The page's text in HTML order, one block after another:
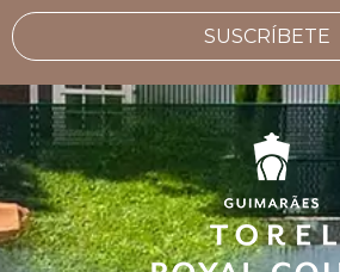
SUSCRÍBETE